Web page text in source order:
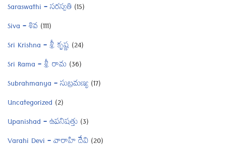
Saraswathi – సరస్వతి (15)
Siva – శివ (111)
Sri Krishna – శ్రీ కృష్ణ (24)
Sri Rama – శ్రీ రామ (36)
Subrahmanya – సుబ్రమణ్య (17)
Uncategorized (2)
Upanishad – ఉపనిషత్తు (3)
Varahi Devi – వారాహి దేవి (20)